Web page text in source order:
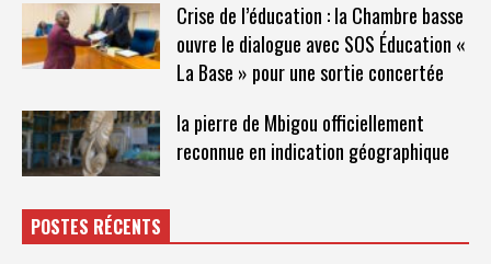
Crise de l’éducation : la Chambre basse
ouvre le dialogue avec SOS Éducation «
La Base » pour une sortie concertée
la pierre de Mbigou officiellement
reconnue en indication géographique
POSTES RÉCENTS